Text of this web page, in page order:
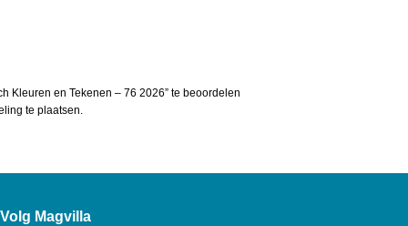
Kleuren en Tekenen – 76 2026” te beoordelen
te plaatsen.
Volg Magvilla